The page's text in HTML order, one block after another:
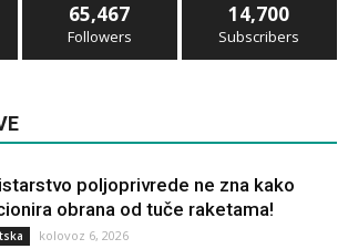
65,467
Followers
14,700
Subscribers
poljoprivrede ne zna kako
obrana od tuče raketama!
kolovoz 6, 2026